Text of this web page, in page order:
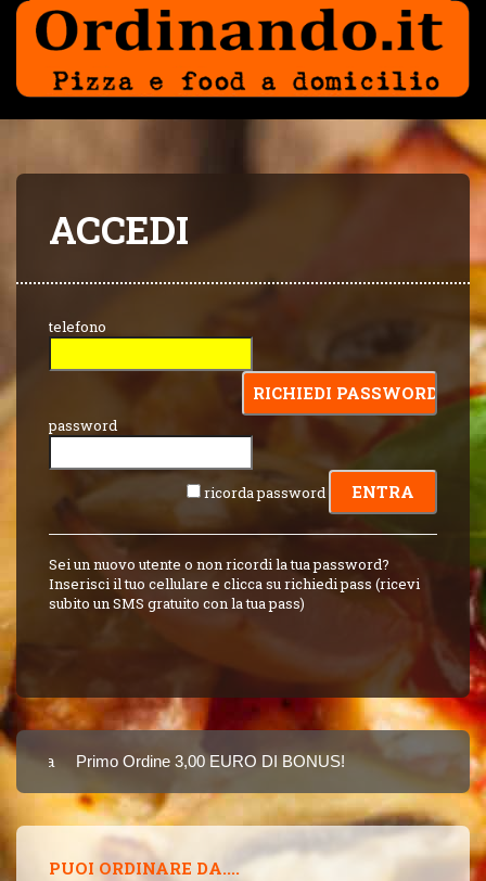
ACCEDI
telefono
password
ricorda password
Sei un nuovo utente o non ricordi la tua password?
Inserisci il tuo cellulare e clicca su richiedi pass (ricevi
subito un SMS gratuito con la tua pass)
Primo Ordine 3,00 EURO DI BONUS!
8 PUNTI 3,00
PUOI ORDINARE DA....